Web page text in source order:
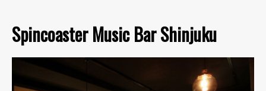
Spincoaster Music Bar Shinjuku